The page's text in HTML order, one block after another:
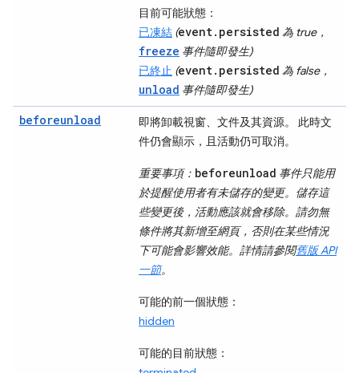
目前可能狀態：
已凍結 (event.persisted 為 true，
freeze 事件隨即發生)
已終止 (event.persisted 為 false，
unload 事件隨即發生)
beforeunload
即將卸載視窗、文件及其資源。 此時文
件仍會顯示，且活動仍可取消。
重要事項： beforeunload 事件只能用
於提醒使用者有未儲存的變更。儲存這
些變更後，活動應該就會移除。請勿無
條件將其新增至網頁，否則在某些情況
下可能會影響效能。詳情請參閱舊版 API
一節。
可能的前一個狀態：
hidden
可能的目前狀態：